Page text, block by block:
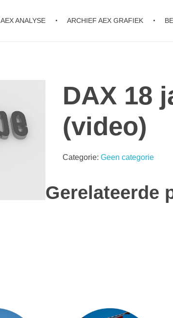
AEX ANALYSE ARCHIEF AEX GRAFIEK
DAX 18
(video)
Categorie:Geen categorie
Gerelateerde